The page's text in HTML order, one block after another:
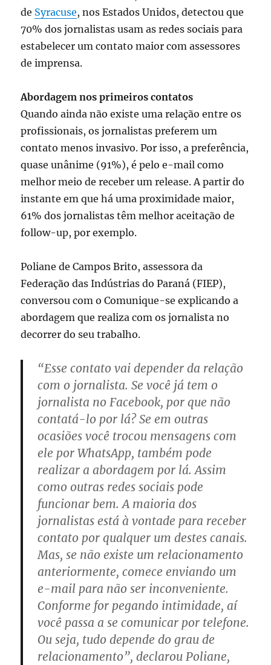
de Syracuse, nos Estados Unidos, detectou que
70% dos jornalistas usam as redes sociais para
estabelecer um contato maior com assessores
de imprensa.
Abordagem nos primeiros contatos
Quando ainda não existe uma relação entre os
profissionais, os jornalistas preferem um
contato menos invasivo. Por isso, a preferência,
quase unânime (91%), é pelo e-mail como
melhor meio de receber um release. A partir do
instante em que há uma proximidade maior,
61% dos jornalistas têm melhor aceitação de
follow-up, por exemplo.
Poliane de Campos Brito, assessora da
Federação das Indústrias do Paraná (FIEP),
conversou com o Comunique-se explicando a
abordagem que realiza com os jornalista no
decorrer do seu trabalho.
“Esse contato vai depender da relação
com o jornalista. Se você já tem o
jornalista no Facebook, por que não
contatá-lo por lá? Se em outras
ocasiões você trocou mensagens com
ele por WhatsApp, também pode
realizar a abordagem por lá. Assim
como outras redes sociais pode
funcionar bem. A maioria dos
jornalistas está à vontade para receber
contato por qualquer um destes canais.
Mas, se não existe um relacionamento
anteriormente, comece enviando um
e-mail para não ser inconveniente.
Conforme for pegando intimidade, aí
você passa a se comunicar por telefone.
Ou seja, tudo depende do grau de
relacionamento”, declarou Poliane,